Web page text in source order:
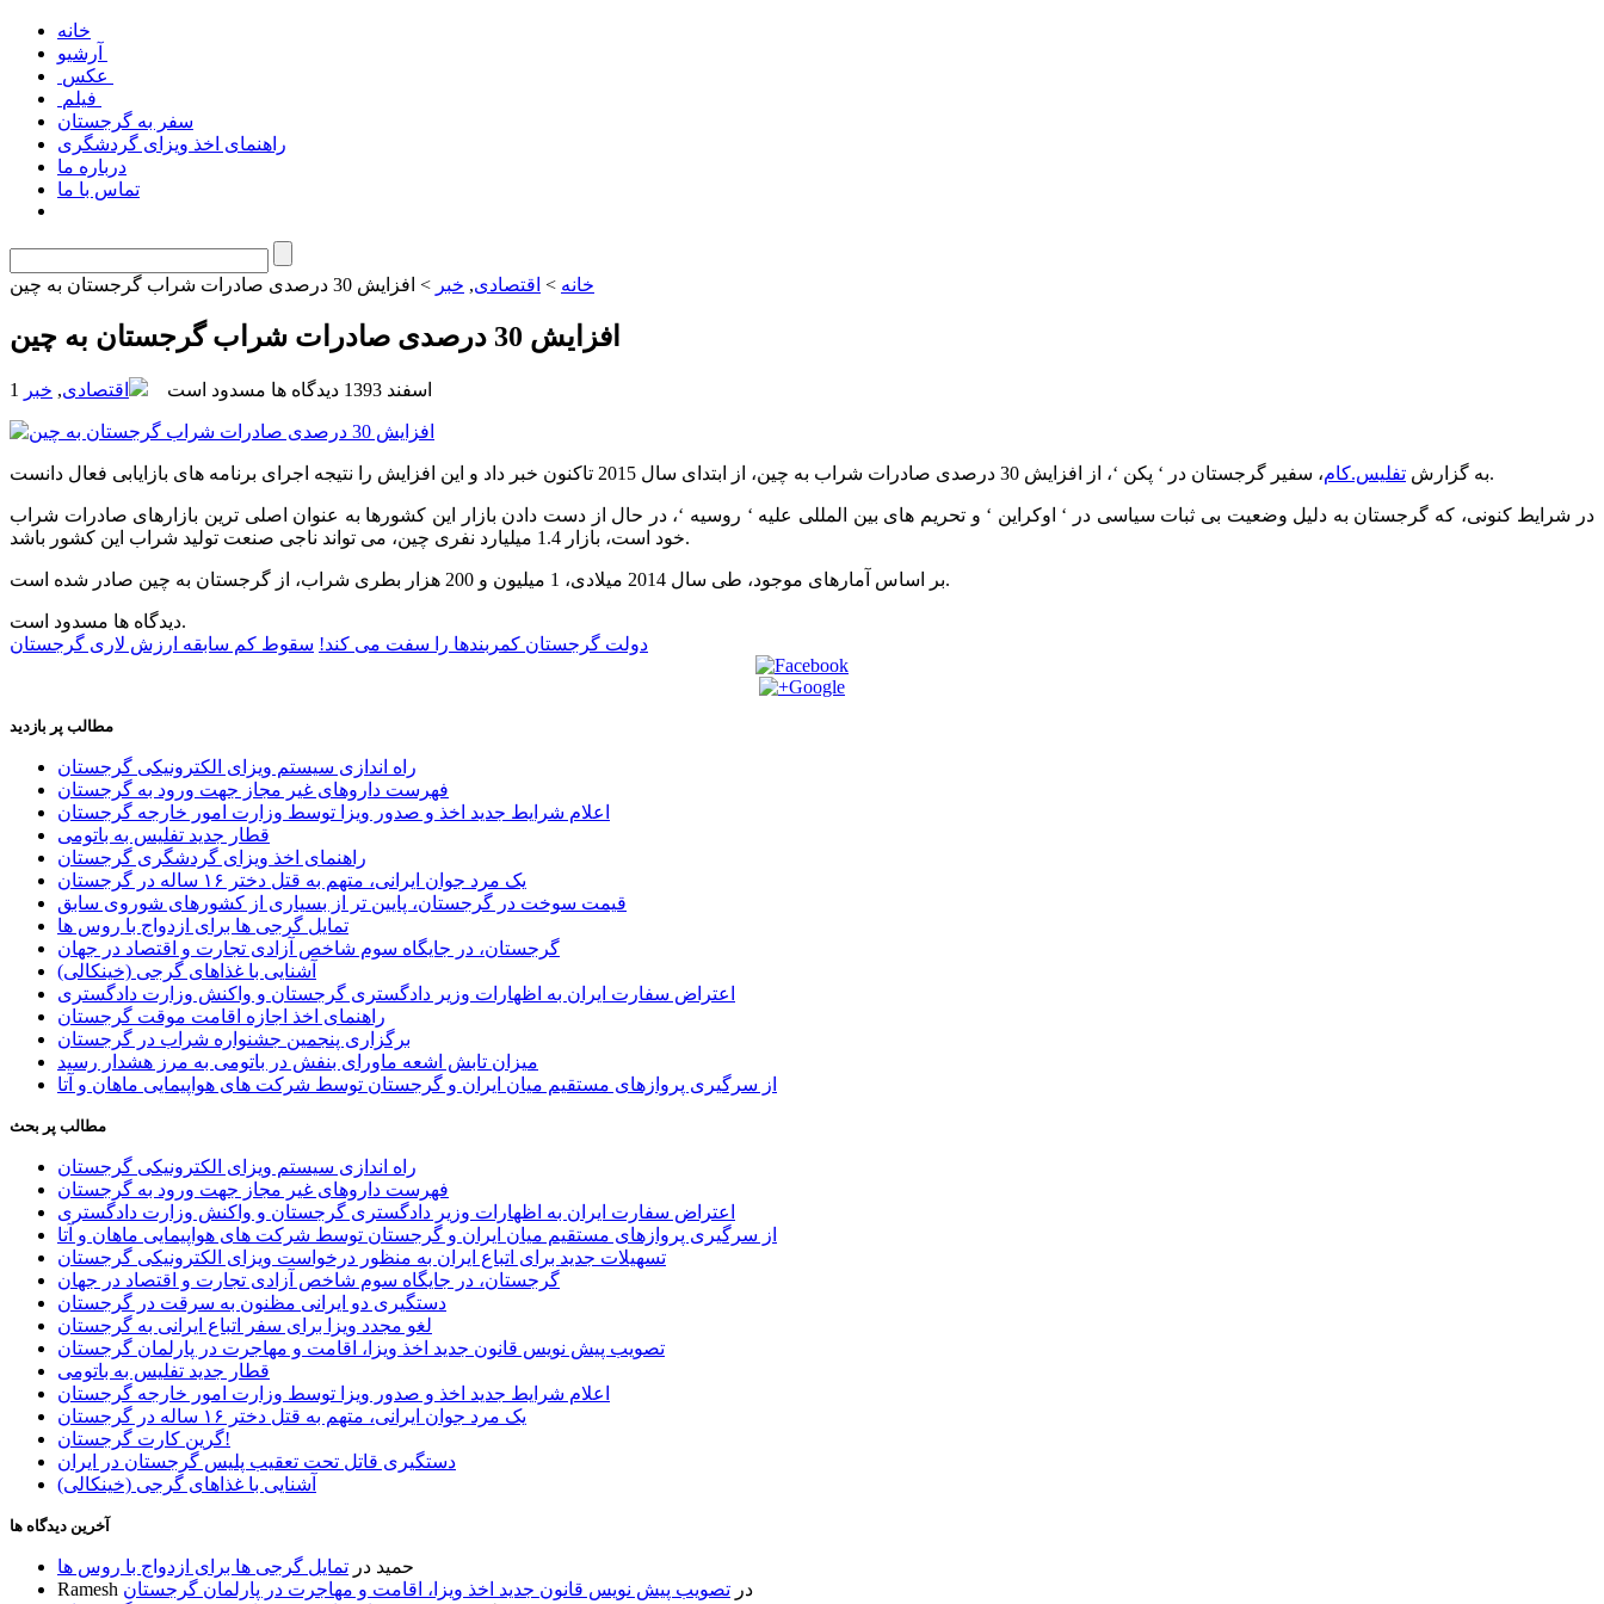
خانه
سفر به گرجستان
راهنمای اخذ ویزای گردشگری
درباره ما
تماس با ما
خانه > اقتصادی, خبر > افزایش 30 درصدی صادرات شراب گرجستان به چین
افزایش 30 درصدی صادرات شراب گرجستان به چین
1 اسفند 1393 دیدگاه ها مسدود است اقتصادی, خبر
به گزارش تفلیس.کام ، سفیر گرجستان در ‘ پکن ‘، از افزایش 30 درصدی صادرات شراب به چین، از ابتدای سال 2015 تاکنون خبر داد و این افزایش را نتیجه اجرای برنامه های بازایابی فعال دانست.
در شرایط کنونی، که گرجستان به دلیل وضعیت بی ثبات سیاسی در ‘ اوکراین ‘ و تحریم های بین المللی علیه ‘ روسیه ‘، در حال از دست دادن بازار این کشورها به عنوان اصلی ترین بازارهای صادرات شراب
خود است، بازار 1.4 میلیارد نفری چین، می تواند ناجی صنعت تولید شراب این کشور باشد.
بر اساس آمارهای موجود، طی سال 2014 میلادی، 1 میلیون و 200 هزار بطری شراب، از گرجستان به چین صادر شده است.
دیدگاه ها مسدود است.
دولت گرجستان کمربندها را سفت می کند! سقوط کم سابقه ارزش لاری گرجستان
مطالب پر بازدید
راه اندازی سیستم ویزای الکترونیکی گرجستان
فهرست داروهای غیر مجاز جهت ورود به گرجستان
اعلام شرایط جدید اخذ و صدور ویزا توسط وزارت امور خارجه گرجستان
قطار جدید تفلیس به باتومی
راهنمای اخذ ویزای گردشگری گرجستان
یک مرد جوان ایرانی، متهم به قتل دختر ۱۶ ساله در گرجستان
قیمت سوخت در گرجستان، پایین تر از بسیاری از کشورهای شوروی سابق
تمایل گرجی ها برای ازدواج با روس ها
گرجستان، در جایگاه سوم شاخص آزادی تجارت و اقتصاد در جهان
آشنایی با غذاهای گرجی (خینکالی)
اعتراض سفارت ایران به اظهارات وزیر دادگستری گرجستان و واکنش وزارت دادگستری
راهنمای اخذ اجازه اقامت موقت گرجستان
برگزاری پنجمین جشنواره شراب در گرجستان
میزان تابش اشعه ماورای بنفش در باتومی به مرز هشدار رسید
از سرگیری پروازهای مستقیم میان ایران و گرجستان توسط شرکت های هواپیمایی ماهان و آتا
مطالب پر بحث
راه اندازی سیستم ویزای الکترونیکی گرجستان
فهرست داروهای غیر مجاز جهت ورود به گرجستان
اعتراض سفارت ایران به اظهارات وزیر دادگستری گرجستان و واکنش وزارت دادگستری
از سرگیری پروازهای مستقیم میان ایران و گرجستان توسط شرکت های هواپیمایی ماهان و آتا
تسهیلات جدید برای اتباع ایران به منظور درخواست ویزای الکترونیکی گرجستان
گرجستان، در جایگاه سوم شاخص آزادی تجارت و اقتصاد در جهان
دستگیری دو ایرانی مظنون به سرقت در گرجستان
لغو مجدد ویزا برای سفر اتباع ایرانی به گرجستان
تصویب پیش نویس قانون جدید اخذ ویزا، اقامت و مهاجرت در پارلمان گرجستان
قطار جدید تفلیس به باتومی
اعلام شرایط جدید اخذ و صدور ویزا توسط وزارت امور خارجه گرجستان
یک مرد جوان ایرانی، متهم به قتل دختر ۱۶ ساله در گرجستان
گرین کارت گرجستان!
دستگیری قاتل تحت تعقیب پلیس گرجستان در ایران
آشنایی با غذاهای گرجی (خینکالی)
آخرین دیدگاه ها
حمید در تمایل گرجی ها برای ازدواج با روس ها
Ramesh
در تصویب پیش نویس قانون جدید اخذ ویزا، اقامت و مهاجرت در پارلمان گرجستان